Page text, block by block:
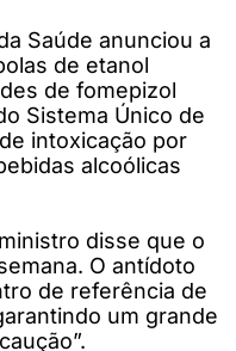
Saúde anunciou a
de etanol
de fomepizol
Sistema Único de
intoxicação por
alcoólicas
disse que o
O antídoto
de referência de
um grande